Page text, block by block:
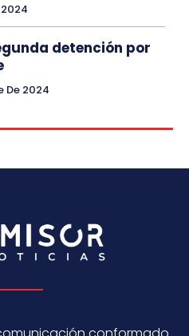
detención por
De 2024